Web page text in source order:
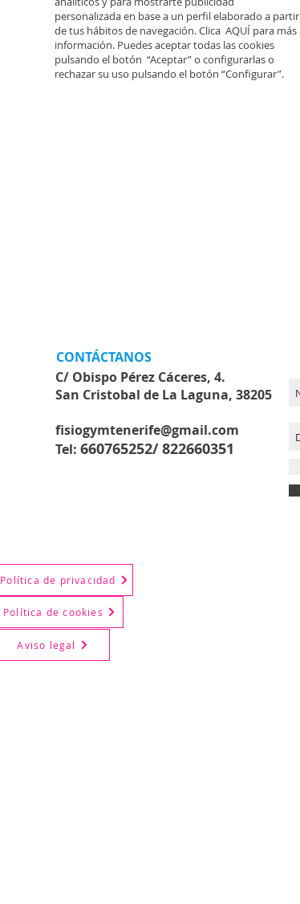
personalizada en base a un perfil elaborado a partir
de tus hábitos de navegación. Clica AQUÍ para más
información. Puedes aceptar todas las cookies
pulsando el botón “Aceptar” o configurarlas o
rechazar su uso pulsando el botón “Configurar”.
CONTÁCTANOS
C/ Obispo Pérez Cáceres, 4.
San Cristobal de La Laguna, 38205
fisiogymtenerife@gmail.com
Tel: 660765252/ 822660351
Política de privacidad
Política de cookies
Aviso legal